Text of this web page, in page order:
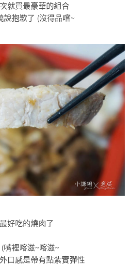
就買最豪華的組合
說抱歉了 (沒得品嚐~
好吃的燒肉了
嘴裡喀滋~喀滋~
口感是帶有點紮實彈性